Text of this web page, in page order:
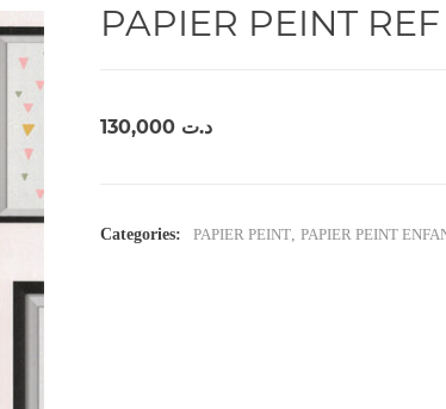
PAPIER PEINT REF
د.ت
Categories: PAPIER PEINT, PAPIER PEINT